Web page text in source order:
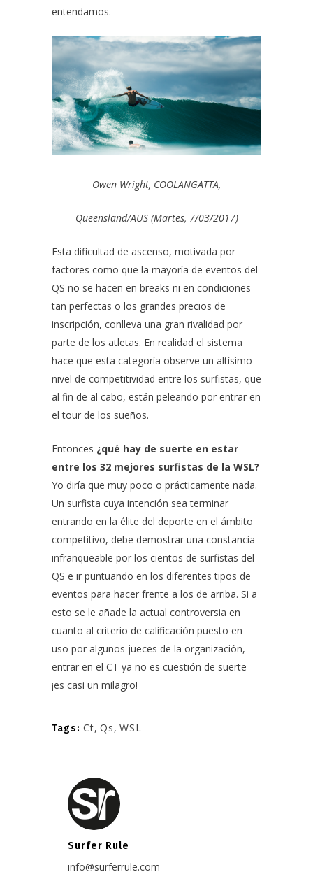
entendamos.
Owen Wright, COOLANGATTA,
Queensland/AUS (Martes, 7/03/2017)
Esta dificultad de ascenso, motivada por
factores como que la mayoría de eventos del
QS no se hacen en breaks ni en condiciones
tan perfectas o los grandes precios de
inscripción, conlleva una gran rivalidad por
parte de los atletas. En realidad el sistema
hace que esta categoría observe un altísimo
nivel de competitividad entre los surfistas, que
al fin de al cabo, están peleando por entrar en
el tour de los sueños.
Entonces ¿qué hay de suerte en estar
entre los 32 mejores surfistas de la WSL?
Yo diría que muy poco o prácticamente nada.
Un surfista cuya intención sea terminar
entrando en la élite del deporte en el ámbito
competitivo, debe demostrar una constancia
infranqueable por los cientos de surfistas del
QS e ir puntuando en los diferentes tipos de
eventos para hacer frente a los de arriba. Si a
esto se le añade la actual controversia en
cuanto al criterio de calificación puesto en
uso por algunos jueces de la organización,
entrar en el CT ya no es cuestión de suerte
¡es casi un milagro!
Tags: Ct, Qs, WSL
Surfer Rule
info@surferrule.com